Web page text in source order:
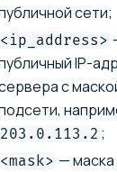
сети;
<ip_address>
IP-
с
203.0.113.2 ;
<mask> — маска